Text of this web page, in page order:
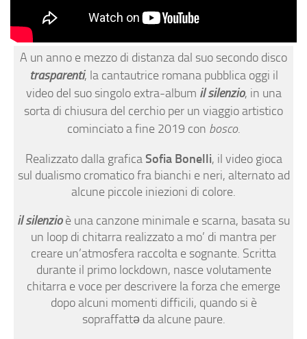
A un anno e mezzo di distanza dal suo secondo disco
trasparenti, la cantautrice romana pubblica oggi il
video del suo singolo extra-album il silenzio, in una
sorta di chiusura del cerchio per un viaggio artistico
cominciato a fine 2019 con bosco.
Realizzato dalla graficaSofia Bonelli, il video gioca
sul dualismo cromatico fra bianchi e neri, alternato ad
alcune piccole iniezioni di colore.
il silenzioè una canzone minimale e scarna, basata su
un loop di chitarra realizzato a mo’ di mantra per
creare un’atmosfera raccolta e sognante. Scritta
durante il primo lockdown, nasce volutamente
chitarra e voce per descrivere la forza che emerge
dopo alcuni momenti difficili, quando si è
sopraffattə da alcune paure.